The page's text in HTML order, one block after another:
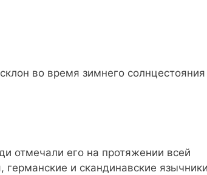
во время зимнего солнцестояния
отмечали его на протяжении всей
германские и скандинавские